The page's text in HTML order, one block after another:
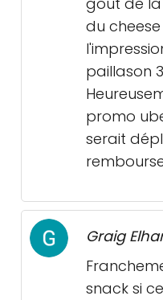
du
paillason
promo
serait
Graig
snack si